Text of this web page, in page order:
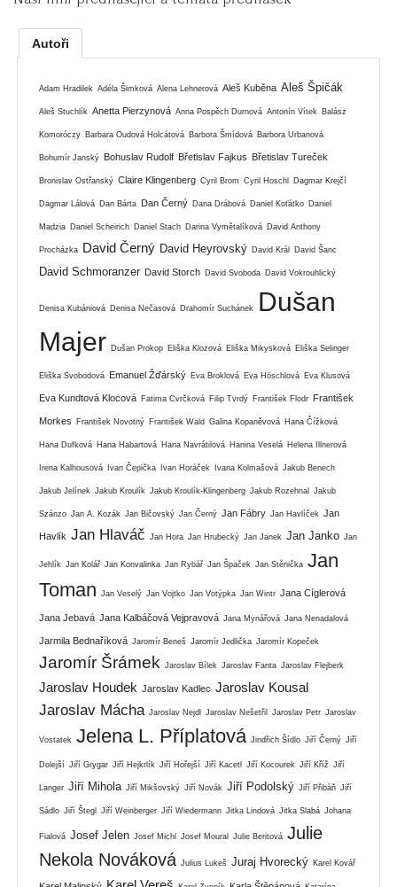
Autoři
Adam Hradilek Adéla Šimková Alena Lehnerová Aleš Kuběna Aleš Špičák
Aleš Stuchlík Anetta Pierzynová Anna Pospěch Durnová Antonín Vítek Balász
Komoróczy Barbara Oudová Holcátová Barbora Šmídová Barbora Urbanová
Bohumír Janský Bohuslav Rudolf Břetislav Fajkus Břetislav Tureček
Bronislav Ostřanský Claire Klingenberg Cyril Brom Cyril Hoschl Dagmar Krejčí
Dagmar Lálová Dan Bárta Dan Černý Dana Drábová Daniel Koťátko Daniel
Madzia Daniel Scheirich Daniel Stach Darina Vymětalíková David Anthony
Procházka David Černý David Heyrovský David Král David Šanc
David Schmoranzer David Storch David Svoboda David Vokrouhlický
Denisa Kubániová Denisa Nečasová Drahomír Suchánek
Dušan
Majer Dušan Prokop Eliška Klozová Eliška Mikysková Eliška Selinger
Eliška Svobodová Emanuel Žďárský Eva Broklová Eva Höschlová Eva Klusová
Eva Kundtová Klocová Fatima Cvrčková Filip Tvrdý František Flodr František
Morkes František Novotný František Wald Galina Kopaněvová Hana Čížková
Hana Dufková Hana Habartová Hana Navrátilová Hanina Veselá Helena Illnerová
Irena Kalhousová Ivan Čepička Ivan Horáček Ivana Kolmašová Jakub Benech
Jakub Jelínek Jakub Kroulík Jakub Kroulík-Klingenberg Jakub Rozehnal Jakub
Szánzo Jan A. Kozák Jan Bičovský Jan Černý Jan Fábry Jan Havlíček Jan
Havlík Jan Hlaváč Jan Hora Jan Hrubecký Jan Janek Jan Janko Jan
Jehlík Jan Kolář Jan Konvalinka Jan Rybář Jan Špaček Jan Stěnička Jan
Toman
Jan Veselý Jan Vojtko Jan Votýpka Jan Wintr Jana Cíglerová
Jana Jebavá Jana Kalbáčová Vejpravová Jana Mynářová Jana Nenadalová
Jarmila Bednaříková Jaromír Beneš Jaromír Jedlička Jaromír Kopeček
Jaromír Šrámek Jaroslav Bílek Jaroslav Fanta Jaroslav Flejberk
Jaroslav Houdek Jaroslav Kadlec Jaroslav Kousal
Jaroslav Mácha Jaroslav Nejdl Jaroslav Nešetřil Jaroslav Petr Jaroslav
Vostatek Jelena L. Příplatová Jindřich Šídlo Jiří Černý Jiří
Dolejší Jiří Grygar Jiří Hejkrlík Jiří Hořejší Jiří Kacetl Jiří Kocourek Jiří Kříž Jiří
Langer Jiří Mihola Jiří Mikšovský Jiří Novák Jiří Podolský Jiří Přibáň Jiří
Sádlo Jiří Štegl Jiří Weinberger Jiří Wiedermann Jitka Lindová Jitka Slabá Johana
Fialová Josef Jelen Josef Michl Josef Moural Julie Beritová Julie
Nekola Nováková Julius Lukeš Juraj Hvorecký Karel Kovář